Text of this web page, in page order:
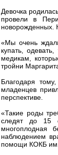
Девочка
провели в
новорожденных.
«Мы очень
купать,
медикам,
тройни
Благодаря
младенцев
перспективе.
«Такие роды
следят до 15
многоплодная
наблюдением
помощи КОКБ им.